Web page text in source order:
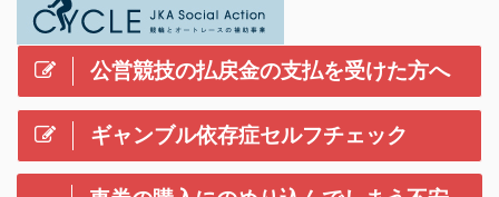
公営競技の払戻金の支払を受けた方へ
ギャンブル依存症セルフチェック